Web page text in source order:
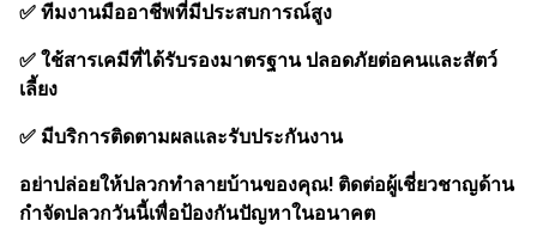
✅ ทีมงานมืออาชีพที่มีประสบการณ์สูง
✅ ใช้สารเคมีที่ได้รับรองมาตรฐาน ปลอดภัยต่อคนและสัตว์
เลี้ยง
✅ มีบริการติดตามผลและรับประกันงาน
อย่าปล่อยให้ปลวกทำลายบ้านของคุณ! ติดต่อผู้เชี่ยวชาญด้าน
กำจัดปลวกวันนี้เพื่อป้องกันปัญหาในอนาคต